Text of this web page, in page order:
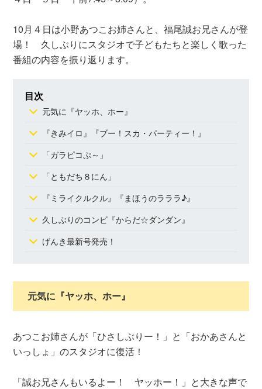
10月４日は小野あつこお姉さんと、福尾誠お兄さんが登
場！ 久しぶりにスタジオで子どもたちと楽しく歌った
番組の内容を振り返ります。
目次
元気に『ヤッホ、ホー』
『きみイロ』『ブー！スカ・パーティー！』
「ガラピコぷ～」
「ともだち８にん」
『ミライクルクル』『まほうのラララ♪』
久しぶりのコンビ『からだ☆ダンダン』
げんき最新号発売！
元気に『ヤッホ、ホー』
あつこお姉さんが「ひさしぶりー！」と「おかあさんと
いっしょ」のスタジオに復活！
「誠お兄さんもいるよー！ ヤッホー！」と大きな声で